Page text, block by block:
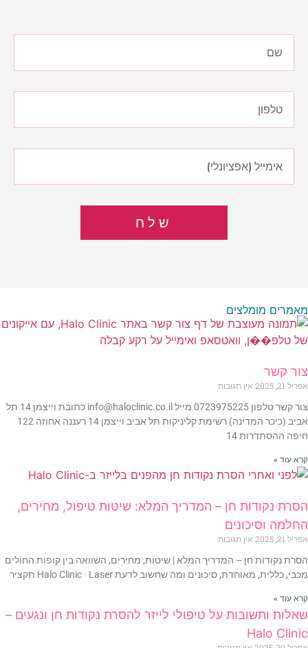
שלח
מאמרים מומלצים
צור קשר
אפריל 21, 2025
אין תגובות
צור קשר טלפון 0723975225 מייל info@haloclinic.co.il כתובת וייצמן 14 תל
אביב (כיכר המדינה) רשימת קליניקות תל אביב וייצמן 14 רעננה אחוזה 122
חיפה ההסתדרות 14
קרא עוד »
הסרת נקודות חן – המדריך המלא: שיטות טיפול, מחירים,
החלמה וסיכונים
אפריל 21, 2025
אין תגובות
הסרת נקודות חן – המדריך המלא | שיטות, מחירים, השוואה בין קופות החולים
מכבי, כללית, מאוחדת, סיכונים ומה שחשוב לדעת Halo Clinic · Laser תקציר
קרא עוד »
שאלות ותשובות על טיפולי לייזר להסרת נקודות חן ונגעים –
Halo Clinic